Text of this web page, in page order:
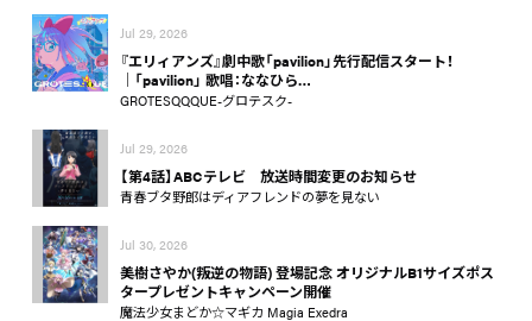
Jul 29, 2026
『エリィアンズ』劇中歌「pavilion」先行配信スタート！
│「pavilion」 歌唱：ななひら…
GROTESQQQUE-グロテスク-
Jul 29, 2026
【第4話】ABCテレビ 放送時間変更のお知らせ
青春ブタ野郎はディアフレンドの夢を見ない
Jul 30, 2026
美樹さやか(叛逆の物語) 登場記念 オリジナルB1サイズポス
タープレゼントキャンペーン開催
魔法少女まどか☆マギカ Magia Exedra